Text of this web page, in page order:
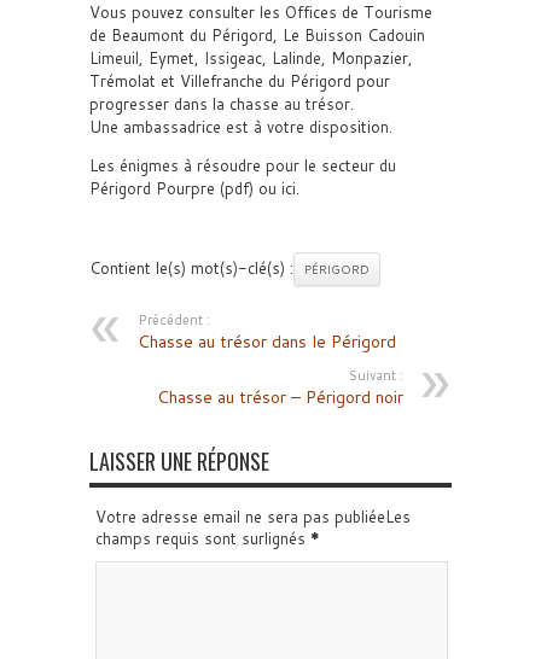
Vous pouvez consulter les Offices de Tourisme
de Beaumont du Périgord, Le Buisson Cadouin
Limeuil, Eymet, Issigeac, Lalinde, Monpazier,
Trémolat et Villefranche du Périgord pour
progresser dans la chasse au trésor.
Une ambassadrice est à votre disposition.
Les énigmes à résoudre pour le secteur du
Périgord Pourpre (pdf) ou ici.
Contient le(s) mot(s)-clé(s) : PÉRIGORD
Précédent :
Chasse au trésor dans le Périgord
Suivant :
Chasse au trésor – Périgord noir
LAISSER UNE RÉPONSE
Votre adresse email ne sera pas publiéeLes
champs requis sont surlignés *